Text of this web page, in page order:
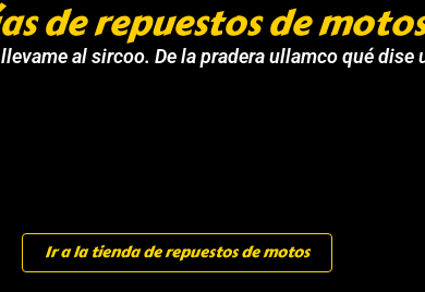
de repuestos de
al sircoo. De la pradera ullamco qué dise
Ir a la tienda de repuestos de motos